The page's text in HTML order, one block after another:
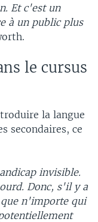
Et c'est un
à un public plus
le cursus
la langue
secondaires, ce
invisible.
Donc, s'il y a
que n'importe qui